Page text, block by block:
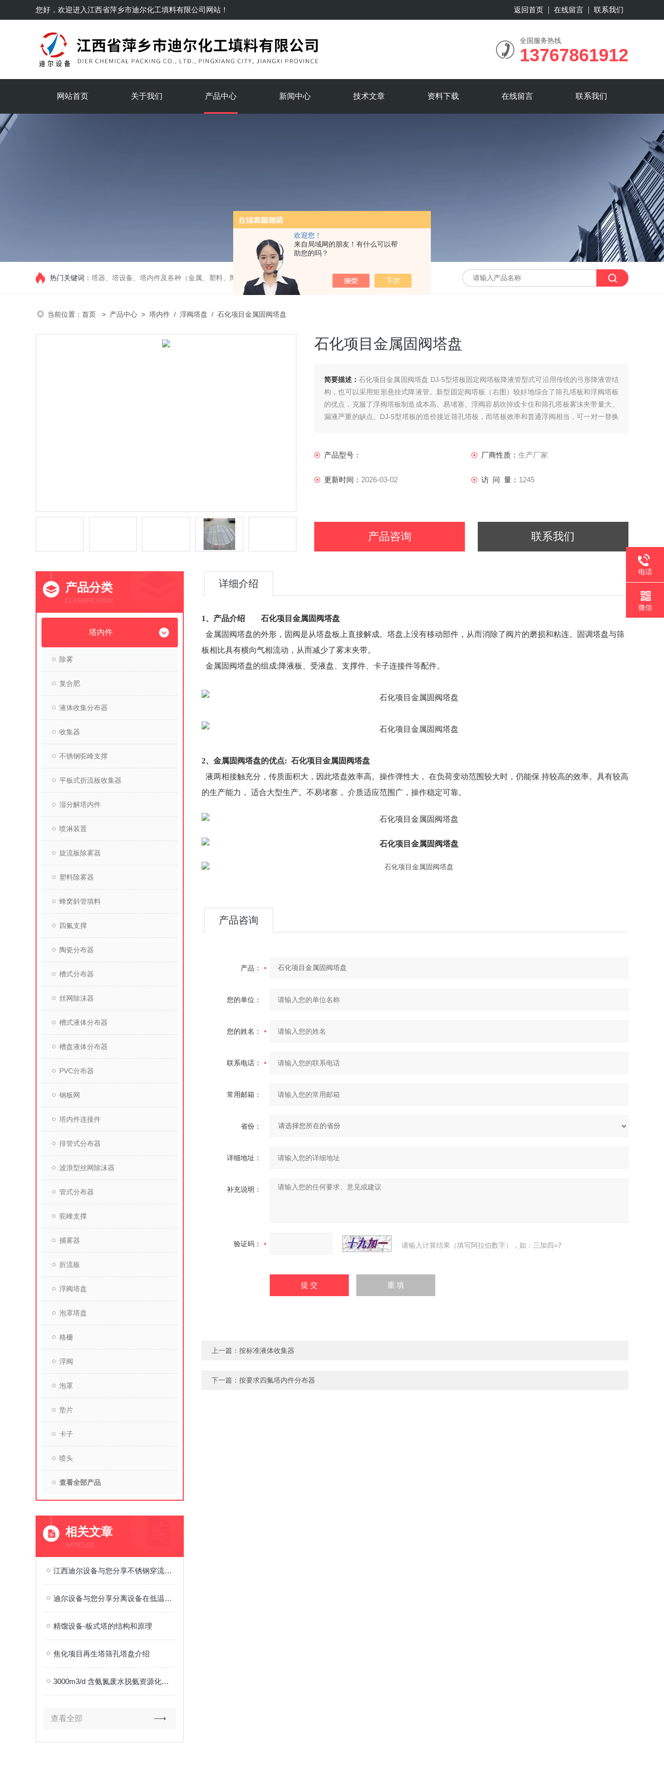
欢迎您！
来自局域网的朋友！有什么可以帮
助您的吗？
您好，欢迎进入江西省萍乡市迪尔化工填料有限公司网站！ 返回首页 在线留言 联系我们
全国服务热线
13767861912
网站首页 关于我们 产品中心 新闻中心 技术文章 资料下载 在线留言 联系我们
热门关键词： 塔器、塔设备、塔内件及各种（金属、塑料、陶瓷）填料的成套装置项目
当前位置： 首页 > 产品中心 > 塔内件 / 浮阀塔盘 / 石化项目金属固阀塔盘
石化项目金属固阀塔盘
简要描述：石化项目金属固阀塔盘 DJ-5型塔板固定阀塔板降液管型式可沿用传统的弓形降液管结
构，也可以采用矩形悬挂式降液管。新型固定阀塔板（右图）较好地综合了筛孔塔板和浮阀塔板
的优点，克服了浮阀塔板制造成本高、易堵塞、浮阀容易吹掉或卡住和筛孔塔板雾沫夹带量大、
漏液严重的缺点。DJ-5型塔板的造价接近筛孔塔板，而塔板效率和普通浮阀相当，可一对一替换
产品型号： 厂商性质： 生产厂家
更新时间： 2026-03-02 访 问 量： 1245
产品咨询 联系我们
产品分类
CLASSIFICATION
塔内件
除雾
复合肥
液体收集分布器
收集器
不锈钢驼峰支撑
平板式折流板收集器
湿分解塔内件
喷淋装置
旋流板除雾器
塑料除雾器
蜂窝斜管填料
四氟支撑
陶瓷分布器
槽式分布器
丝网除沫器
槽式液体分布器
槽盘液体分布器
PVC分布器
钢板网
塔内件连接件
排管式分布器
波浪型丝网除沫器
管式分布器
驼峰支撑
捕雾器
折流板
浮阀塔盘
泡罩塔盘
格栅
浮阀
泡罩
垫片
卡子
喷头
查看全部产品
相关文章
ARTICLES
江西迪尔设备与您分享不锈钢穿流塔盘
迪尔设备与您分享分离设备在低温甲醇洗领域的应用
精馏设备-板式塔的结构和原理
焦化项目再生塔筛孔塔盘介绍
3000m3/d 含氨氮废水脱氨资源化低排放处理装置连续稳定运行超百天
查看全部
详细介绍
1、产品介绍 石化项目金属固阀塔盘
金属固阀塔盘的外形，固阀是从塔盘板上直接解成。塔盘上没有移动部件，从而消除了阀片的磨损和粘连。
固调塔盘与筛
板相比具有横向气相流动，从而减少了雾末夹带。
金属固阀塔盘的组成:降液板、受液盘、支撑件、卡子连接件等配件。
2、金属固阀塔盘的优点: 石化项目金属固阀塔盘
液两相接触充分，传质面积大，因此塔盘效率高。操作弹性大， 在负荷变动范围较大时，仍能保 持较高的效率。具有较高
的生产能力， 适合大型生产。不易堵塞， 介质适应范围广，操作稳定可靠。
产品咨询
产品：
您的单位：
您的姓名：
联系电话：
常用邮箱：
省份：
详细地址：
补充说明：
验证码： 请输入计算结果（填写阿拉伯数字），如：三加四=7
上一篇： 按标准液体收集器
下一篇： 按要求四氟塔内件分布器
电话
微信